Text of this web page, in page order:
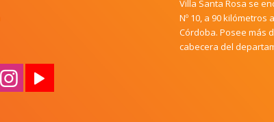
Villa Santa Rosa se
Nº 10, a 90
Córdoba. Posee más
cabecera del